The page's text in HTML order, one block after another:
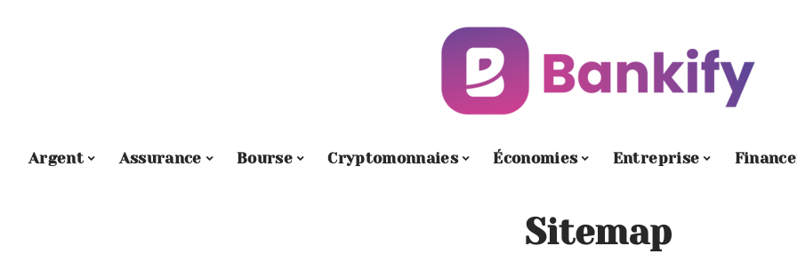
Argent Assurance Bourse Cryptomonnaies Économies Entreprise
Sitemap